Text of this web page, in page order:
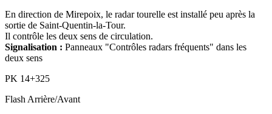
En direction de Mirepoix, le radar tourelle est installé peu après la
sortie de Saint-Quentin-la-Tour.
Il contrôle les deux sens de circulation.
Signalisation : Panneaux "Contrôles radars fréquents" dans les
deux sens
PK 14+325
Flash Arrière/Avant